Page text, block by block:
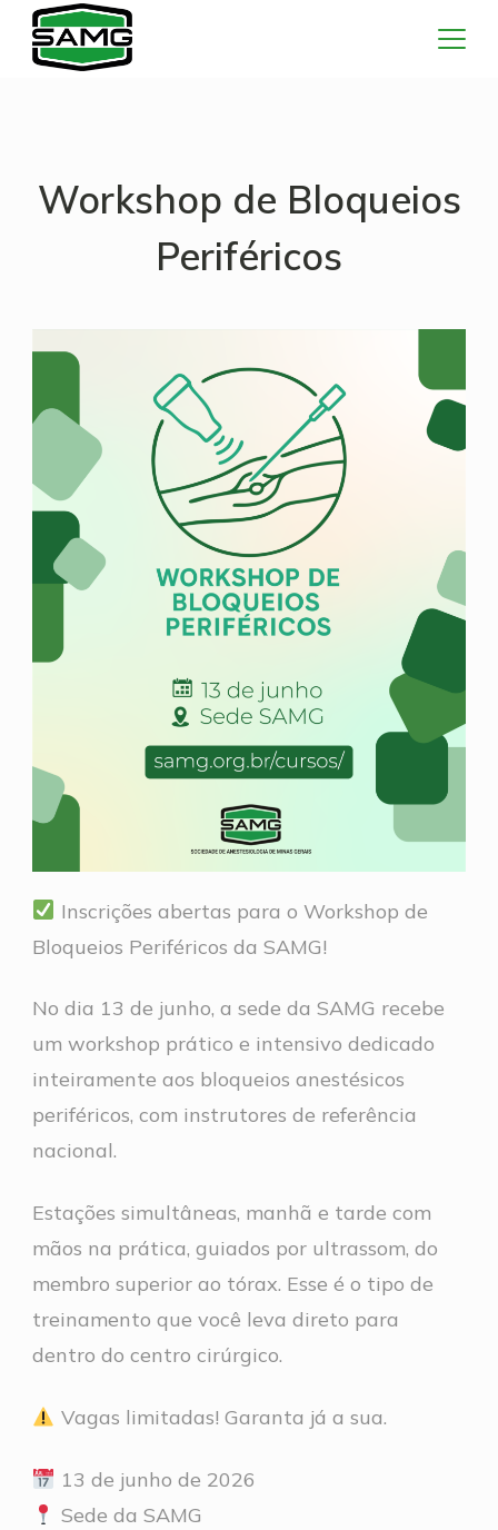
Skip
Workshop de Bloqueios
Periféricos
Inscrições abertas para o Workshop de
Bloqueios Periféricos da SAMG!
No dia 13 de junho, a sede da SAMG recebe
um workshop prático e intensivo dedicado
inteiramente aos bloqueios anestésicos
periféricos, com instrutores de referência
nacional.
Estações simultâneas, manhã e tarde com
mãos na prática, guiados por ultrassom, do
membro superior ao tórax. Esse é o tipo de
treinamento que você leva direto para
dentro do centro cirúrgico.
Vagas limitadas! Garanta já a sua.
13 de junho de 2026
Sede da SAMG